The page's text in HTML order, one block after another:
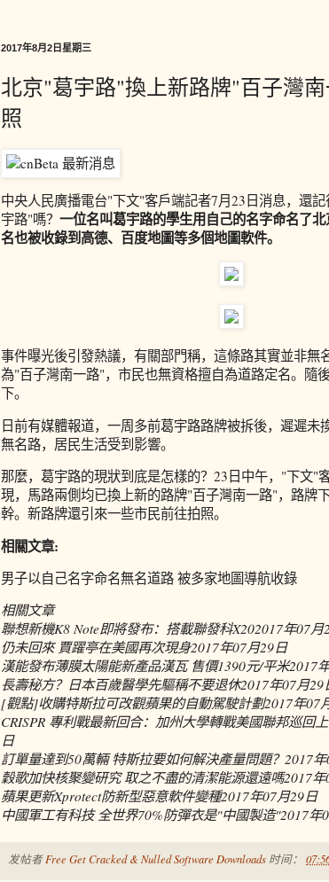
2017年8月2日星期三
北京"葛宇路"換上新路牌"百子灣
照
中央人民廣播電台"下文"客戶端記者7月23日消息，還
宇路"嗎？ 一位名叫葛宇路的學生用自己的名字命名了
名也被收錄到高德、百度地圖等多個地圖軟件。
事件曝光後引發熱議，有關部門稱，這條路其實並非無
為"百子灣南一路"，市民也無資格擅自為道路定名。隨
下。
日前有媒體報道，一周多前葛宇路路牌被拆後，遲遲未
無名路，居民生活受到影響。
那麼，葛宇路的現狀到底是怎樣的？23日中午，"下文"
現，馬路兩側均已換上新的路牌"百子灣南一路"，路牌
幹。新路牌還引來一些市民前往拍照。
相關文章:
男子以自己名字命名無名道路 被多家地圖導航收錄
相關文章
聯想新機K8 Note即將發布：搭載聯發科X202017年07月
仍未回來 賈躍亭在美國再次現身2017年07月29日
漢能發布薄膜太陽能新產品漢瓦 售價1390元/平米2017
長壽秘方？日本百歲醫學先驅稱不要退休2017年07月29
[觀點]收購特斯拉可改觀蘋果的自動駕駛計劃2017年07
CRISPR 專利戰最新回合：加州大學轉戰美國聯邦巡回
日
訂單量達到50萬輛 特斯拉要如何解決產量問題？ 2017
穀歌加快核聚變研究 取之不盡的清潔能源還遠嗎2017
蘋果更新Xprotect防新型惡意軟件變種2017年07月29日
中國軍工有科技 全世界70%防彈衣是"中國製造"2017年
发帖者Free Get Cracked & Nulled Software Downloads 时间：